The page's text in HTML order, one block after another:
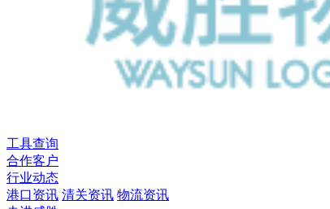
工具查询
合作客户
行业动态
港口资讯 清关资讯 物流资讯